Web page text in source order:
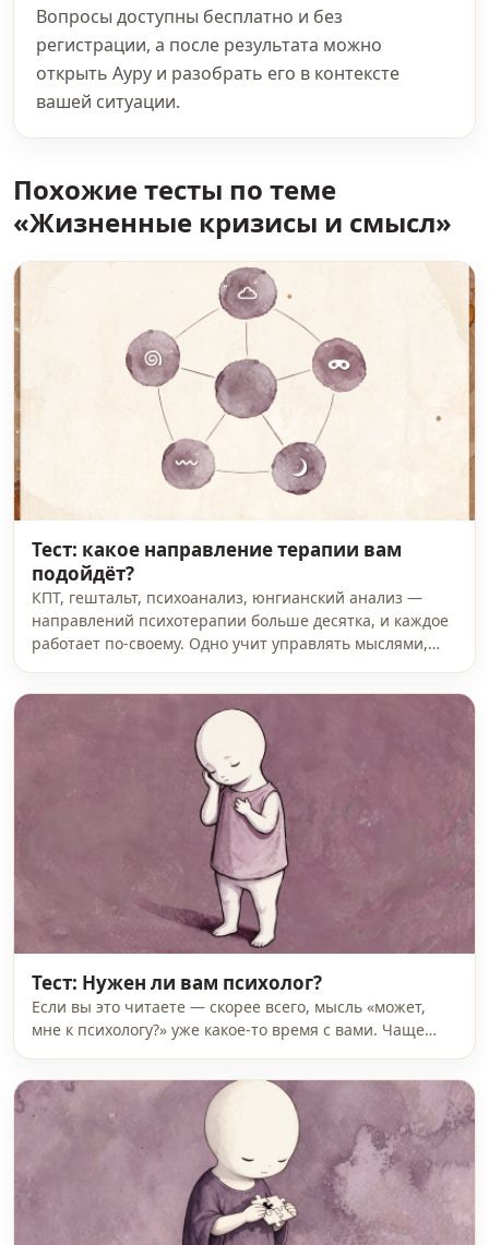
Вопросы доступны бесплатно и без
регистрации, а после результата можно
открыть Ауру и разобрать его в контексте
вашей ситуации.
Похожие тесты по теме
«Жизненные кризисы и смысл»
Тест: какое направление терапии вам
подойдёт?
КПТ, гештальт, психоанализ, юнгианский анализ —
направлений психотерапии больше десятка, и каждое
работает по-своему. Одно учит управлять мыслями,…
Тест: Нужен ли вам психолог?
Если вы это читаете — скорее всего, мысль «может,
мне к психологу?» уже какое-то время с вами. Чаще…